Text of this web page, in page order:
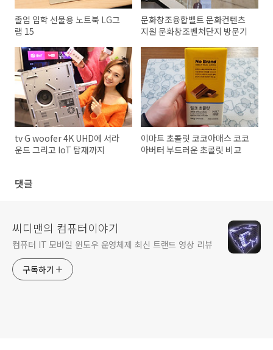
졸업 입학 선물용 노트북 LG그
램 15
문화창조융합벨트 문화컨텐츠
지원 문화창조벤처단지 방문기
tv G woofer 4K UHD에 서라
운드 그리고 IoT 탑재까지
이마트 초콜릿 코코아매스 코코
아버터 부드러운 초콜릿 비교
댓글
씨디맨의 컴퓨터이야기
컴퓨터 IT 모바일 윈도우 운영체제 최신 트랜드 영상 리뷰
구독하기